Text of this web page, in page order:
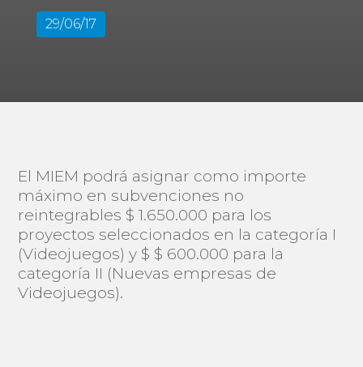
29/06/17
El MIEM podrá asignar como importe
máximo en subvenciones no
reintegrables $ 1.650.000 para los
proyectos seleccionados en la categoría I
(Videojuegos) y $ $ 600.000 para la
categoría II (Nuevas empresas de
Videojuegos).